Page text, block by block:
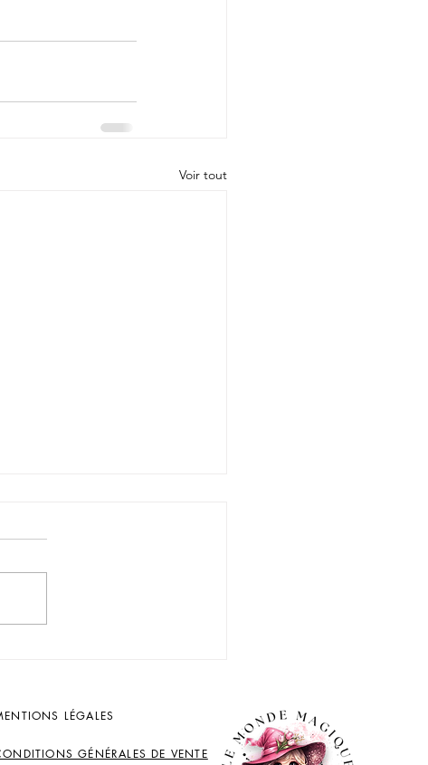
Voir tout
LÉGALES
GÉNÉRALES DE VENTE